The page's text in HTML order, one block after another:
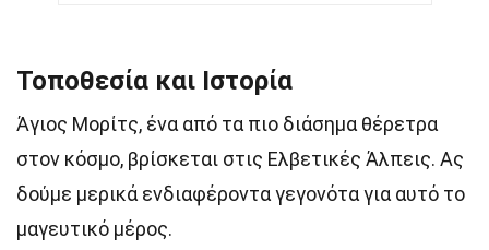
Τοποθεσία και Ιστορία
Άγιος Μορίτς, ένα από τα πιο διάσημα θέρετρα
στον κόσμο, βρίσκεται στις Ελβετικές Άλπεις. Ας
δούμε μερικά ενδιαφέροντα γεγονότα για αυτό το
μαγευτικό μέρος.